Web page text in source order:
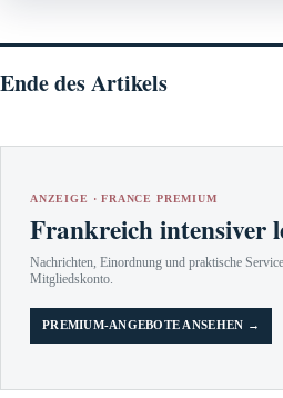
Ende des Artikels
ANZEIGE · FRANCE PREMIUM
Frankreich intensiver
Nachrichten, Einordnung und praktische
Mitgliedskonto.
PREMIUM-ANGEBOTE ANSEHEN →